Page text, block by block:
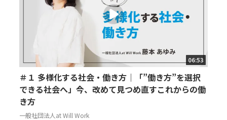
06:53
＃１ 多様化する社会・働き方｜「”働き方”を選択
できる社会へ」今、改めて見つめ直すこれからの働
き方
一般社団法人at Will Work